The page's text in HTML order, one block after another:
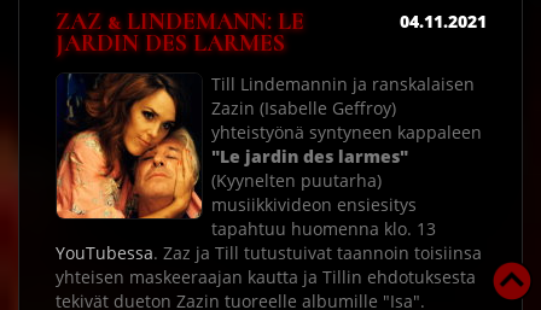
ZAZ & LINDEMANN: LE
JARDIN DES LARMES
04.11.2021
Till Lindemannin ja ranskalaisen
Zazin (Isabelle Geffroy)
yhteistyönä syntyneen kappaleen
"Le jardin des larmes"
(Kyynelten puutarha)
musiikkivideon ensiesitys
tapahtuu huomenna klo. 13
YouTubessa. Zaz ja Till tutustuivat taannoin toisiinsa
yhteisen maskeeraajan kautta ja Tillin ehdotuksesta
tekivät dueton Zazin tuoreelle albumille "Isa".